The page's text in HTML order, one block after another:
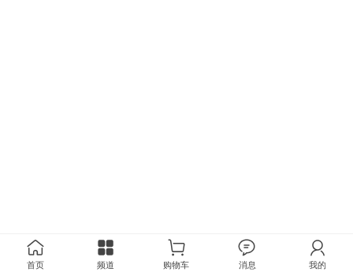
首页 频道 购物车 消息 我的